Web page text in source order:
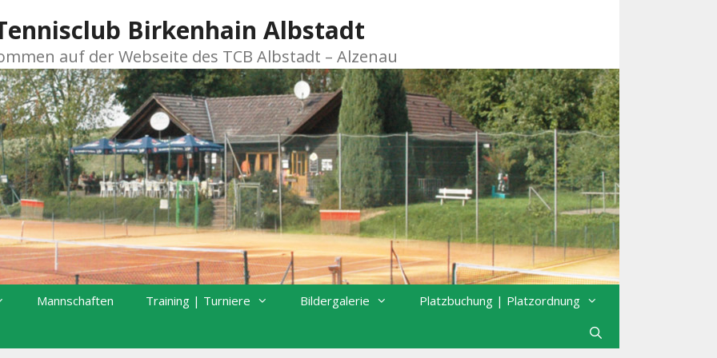
Birkenhain Albstadt
auf der Webseite des TCB Albstadt – Alzenau
Mannschaften Training | Turniere Bildergalerie
Platzbuchung | Platzordnung